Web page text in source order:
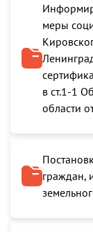
меры
в ст.1-1
области
граждан,